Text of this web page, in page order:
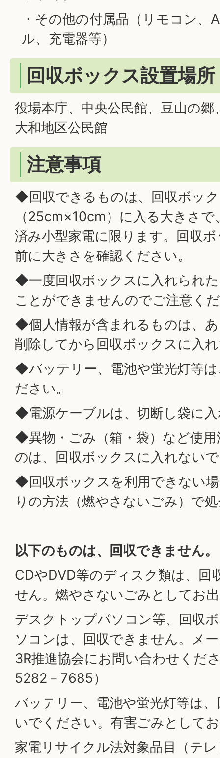
・その他の付属品（リモコン、
ル、充電器等）
回収ボックス設置場所
役場本庁、中央公民館、豆山の
大和地区公民館
注意事項
◆回収できるものは、回収ボッ
（25cm×10cm）に入る大きさ
済み小型家電に限ります。回収
前に大きさを確認ください。
◆一度回収ボックスに入れられ
ことができませんのでご注意く
◆個人情報が含まれるものは、
削除してから回収ボックスに入
◆バッテリー、電池や蛍光灯等
ださい。
◆電源ケーブルは、切断し袋に
◆異物・ごみ（箱・袋）など使
のは、回収ボックスに入れない
◆回収ボックスを利用できない
りの方法（燃やさないごみ）で
以下のものは、回収できません。
CDやDVD等のディスク類は、回
せん。燃やさないごみとしてお
デスクトップパソコン等、回収
ソコンは、回収できません。メ
3R推進協会にお問い合わせくだ
5282－7685）
バッテリー、電池や蛍光灯等は
いでください。有害ごみとして
家電リサイクル法対象品目（テ